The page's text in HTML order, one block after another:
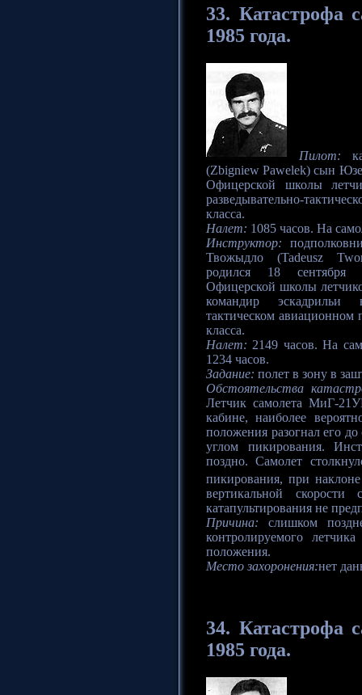
33. Катастрофа
1985 года.
Пилот:
(Zbigniew Pawelek) сын
Офицерской школы
разведывательно-
класса.
Налет: 1085 часов. На
Инструктор:
Твожыдло (Tadeusz
родился 18 сентября
Офицерской школы
командир эскадрильи
тактическом авиационном
класса.
Налет: 2149 часов. На
1234 часов.
Задание: полет в зону в
Обстоятельства
Летчик самолета МиГ-
кабине, наиболее
положения разогнал его
углом пикирования.
поздно. Самолет
пикирования, при
вертикальной
катапультирования не
Причина: слишком
контролируемого
положения.
Место захоронения:нет
34. Катастрофа
1985 года.